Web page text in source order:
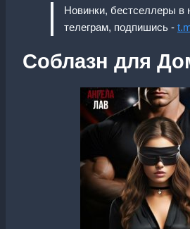
Новинки, бестселлеры в
телеграм, подпишись -
Соблазн для